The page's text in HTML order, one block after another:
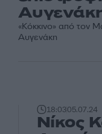
«Κόκκινο» από τον
Αυγενάκη
18:0305.07.24
Νίκος